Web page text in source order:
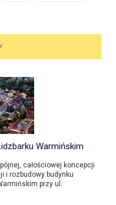
Warmińskim
całościowej koncepcji
i rozbudowy budynku
przy ul.